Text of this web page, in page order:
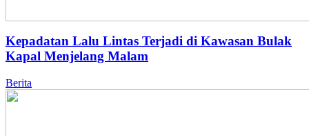
Kepadatan Lalu Lintas Terjadi di Kawasan Bulak
Kapal Menjelang Malam
Berita